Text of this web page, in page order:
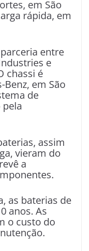
em São
rápida, em
entre
e
chassi é
em São
de
assim
vieram do
a
as baterias de
anos. As
o custo do